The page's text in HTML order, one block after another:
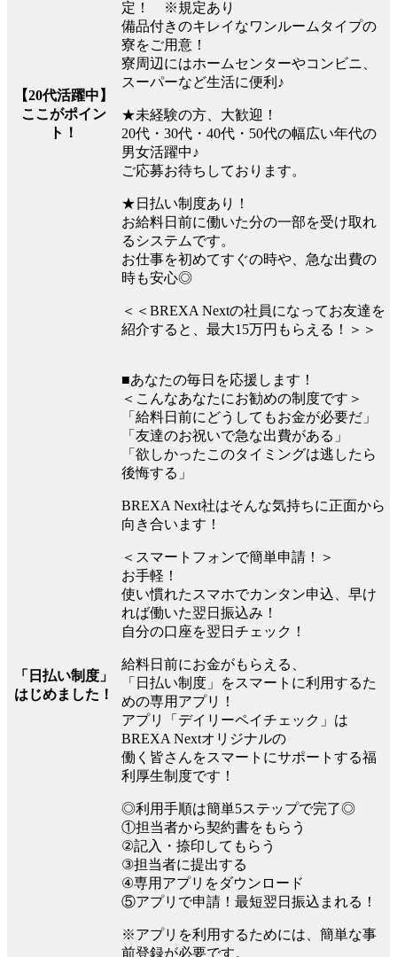
【20代活躍中】
ここがポイン
ト！
定！ ※規定あり
備品付きのキレイなワンルームタイプの
寮をご用意！
寮周辺にはホームセンターやコンビニ、
スーパーなど生活に便利♪
★未経験の方、大歓迎！
20代・30代・40代・50代の幅広い年代の
男女活躍中♪
ご応募お待ちしております。
★日払い制度あり！
お給料日前に働いた分の一部を受け取れ
るシステムです。
お仕事を初めてすぐの時や、急な出費の
時も安心◎
＜＜BREXA Nextの社員になってお友達を
紹介すると、最大15万円もらえる！＞＞
「日払い制度」
はじめました！
■あなたの毎日を応援します！
＜こんなあなたにお勧めの制度です＞
「給料日前にどうしてもお金が必要だ」
「友達のお祝いで急な出費がある」
「欲しかったこのタイミングは逃したら
後悔する」
BREXA Next社はそんな気持ちに正面から
向き合います！
＜スマートフォンで簡単申請！＞
お手軽！
使い慣れたスマホでカンタン申込、早け
れば働いた翌日振込み！
自分の口座を翌日チェック！
給料日前にお金がもらえる、
「日払い制度」をスマートに利用するた
めの専用アプリ！
アプリ「デイリーペイチェック」は
BREXA Nextオリジナルの
働く皆さんをスマートにサポートする福
利厚生制度です！
◎利用手順は簡単5ステップで完了◎
①担当者から契約書をもらう
②記入・捺印してもらう
③担当者に提出する
④専用アプリをダウンロード
⑤アプリで申請！最短翌日振込まれる！
※アプリを利用するためには、簡単な事
前登録が必要です。